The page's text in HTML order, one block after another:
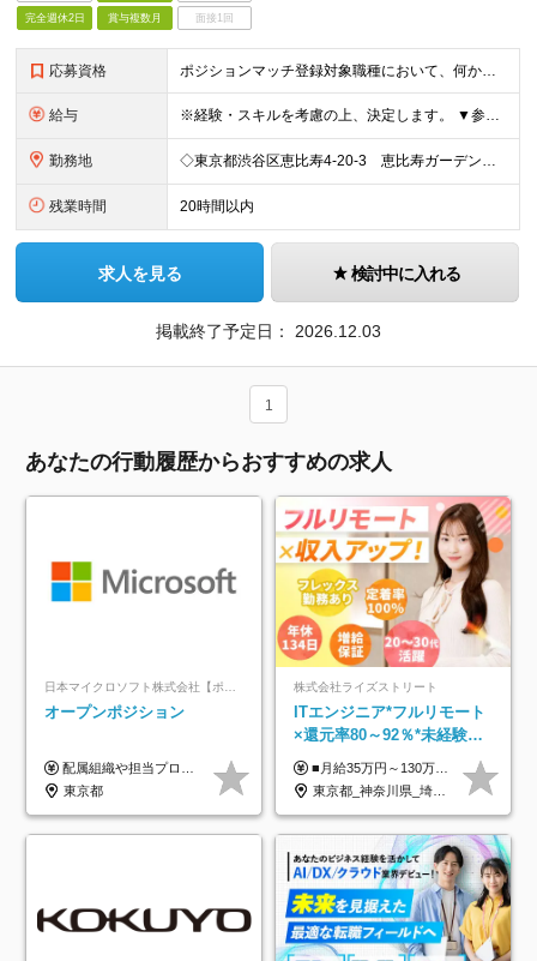
完全週休2日 賞与複数月 面接1回
応募資格 ポジションマッチ登録対象職種において、何かしらの知識・経験を有する方 【活かせる経験・スキル】 ポジションマッチ登録対象職種に関連する知識・経験 ※該当ポジションが数多く存在する為、様々な経験が活か
給与 ※経験・スキルを考慮の上、決定します。 ▼参考情報 ----------------------- 想定年収：5,040,000 円 - 12,000,000円 ※固定残業代45時間分（87,40
勤務地 ◇東京都渋谷区恵比寿4-20-3 恵比寿ガーデンプレイス29階 ◇広島県広島市中区大手町1-2-1 おりづるタワー6F ◇沖縄県那覇市前島3丁目25番1号 泊ふ頭旅客ターミナルビルディング2F ※（
残業時間 20時間以内
求人を見る 検討中に入れる
掲載終了予定日： 2026.12.03
1
あなたの行動履歴からおすすめの求人
日本マイクロソフト株式会社【ポジションマッチ登録】
オープンポジション
配属組織や担当プロジェクトにより異なります。 ▼参考情報 ----------------------- 年俸650万～（1/12を月々支給） ※経験、能力を考慮の上、当社規定により優遇いたします。 ※時間外、休日出勤、深夜手当に対する賃金も基本年俸に含みます。
東京都
株式会社ライズストリート
ITエンジニア*フルリモート
×還元率80～92％*未経験歓
迎*年休134日*月給35万～*
定着率100%
■月給35万円～130万円＋賞与年2回＋各種手当 ※システムエンジニアの経験をお持ちの方は月給41万円以上＋賞与年2回（108万円～）＋手当 ■単価（年収）アップのチャンスは最大年12回 ※残業代は1分単位で100％全額支給。サービス残業などは一切ありません ※試用期間6ヵ月（試用期間中の待遇・給与に差はありません）
東京都_神奈川県_埼玉県_千葉県_大阪府_愛知県_北海道_青森県_岩手県_宮城県_秋田県_山形県_福島県_茨城県_栃木県_群馬県_新潟県_山梨県_長野県_富山県_石川県_福井県_静岡県_岐阜県_三重県_兵庫県_京都府_滋賀県_奈良県_和歌山県_広島県_岡山県_鳥取県_島根県_山口県_徳島県_香川県_愛媛県_高知県_福岡県_熊本県_佐賀県_長崎県_大分県_宮崎県_鹿児島県_沖縄県